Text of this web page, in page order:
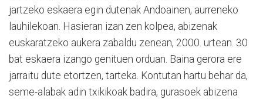
jartzeko eskaera egin dutenak Andoainen, aurreneko
lauhilekoan. Hasieran izan zen kolpea, abizenak
euskaratzeko aukera zabaldu zenean, 2000. urtean. 30
bat eskaera izango genituen orduan. Baina gerora ere
jarraitu dute etortzen, tarteka. Kontutan hartu behar da,
seme-alabak adin txikikoak badira, gurasoek abizena